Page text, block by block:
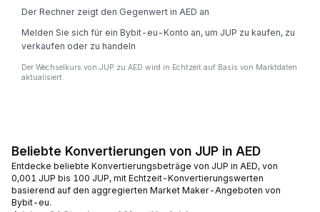
Der Rechner zeigt den Gegenwert in AED an
Melden Sie sich für ein Bybit-eu-Konto an, um JUP zu kaufen, zu
verkaufen oder zu handeln
Der Wechselkurs von JUP zu AED wird in Echtzeit auf Basis von Marktdaten
aktualisiert.
Beliebte Konvertierungen von JUP in AED
Entdecke beliebte Konvertierungsbeträge von JUP in AED, von
0,001 JUP bis 100 JUP, mit Echtzeit-Konvertierungswerten
basierend auf den aggregierten Market Maker-Angeboten von
Bybit-eu.